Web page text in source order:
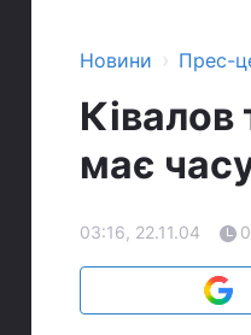
Новини › Прес-
має
03:16, 22.11.04